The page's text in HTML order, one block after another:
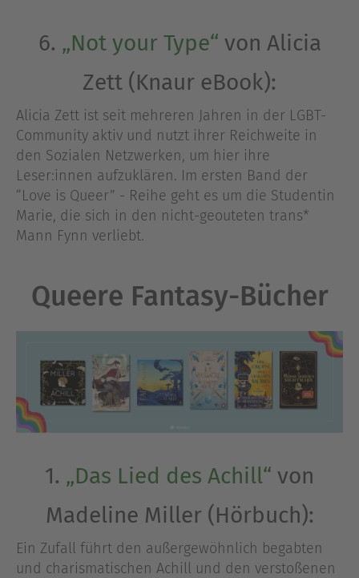
6. „Not your Type“ von Alicia
Zett (Knaur eBook):
Alicia Zett ist seit mehreren Jahren in der LGBT-
Community aktiv und nutzt ihrer Reichweite in
den Sozialen Netzwerken, um hier ihre
Leser:innen aufzuklären. Im ersten Band der
“Love is Queer” - Reihe geht es um die Studentin
Marie, die sich in den nicht-geouteten trans*
Mann Fynn verliebt.
Queere Fantasy-Bücher
1. „Das Lied des Achill“ von
Madeline Miller (Hörbuch):
Ein Zufall führt den außergewöhnlich begabten
und charismatischen Achill und den verstoßenen